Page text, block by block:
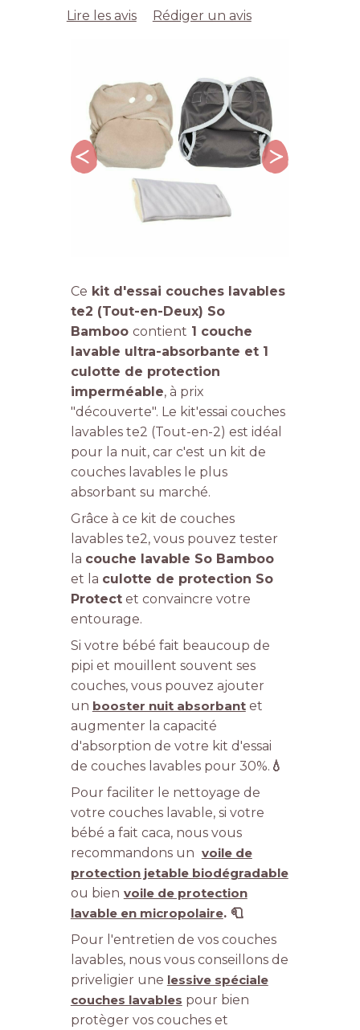
Lire les avis Rédiger un avis
Ce kit d'essai couches lavables
te2 (Tout-en-Deux) So
Bamboo contient 1 couche
lavable ultra-absorbante et 1
culotte de protection
imperméable, à prix
"découverte". Le kit'essai couches
lavables te2 (Tout-en-2) est idéal
pour la nuit, car c'est un kit de
couches lavables le plus
absorbant su marché.
Grâce à ce kit de couches
lavables te2, vous pouvez tester
la couche lavable So Bamboo
et la culotte de protection So
Protectet convaincre votre
entourage.
Si votre bébé fait beaucoup de
pipi et mouillent souvent ses
couches, vous pouvez ajouter
un booster nuit absorbantet
augmenter la capacité
d'absorption de votre kit d'essai
de couches lavables pour 30%. 💧
Pour faciliter le nettoyage de
votre couches lavable, si votre
bébé a fait caca, nous vous
recommandons un voile de
protection jetable biodégradable
ou bien voile de protection
lavable en micropolaire. 🧻
Pour l'entretien de vos couches
lavables, nous vous conseillons de
priveligier une lessive spéciale
couches lavables pour bien
protèger vos couches et